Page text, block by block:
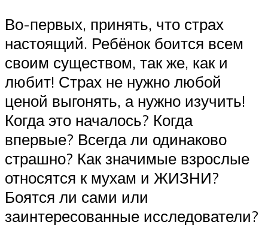
Во-первых, принять, что страх
настоящий. Ребёнок боится всем
своим существом, так же, как и
любит! Страх не нужно любой
ценой выгонять, а нужно изучить!
Когда это началось? Когда
впервые? Всегда ли одинаково
страшно? Как значимые взрослые
относятся к мухам и ЖИЗНИ?
Боятся ли сами или
заинтересованные исследователи?